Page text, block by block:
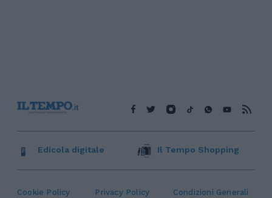
Cookie Policy Privacy Policy Condizioni Generali
Edicola digitale Il Tempo Shopping